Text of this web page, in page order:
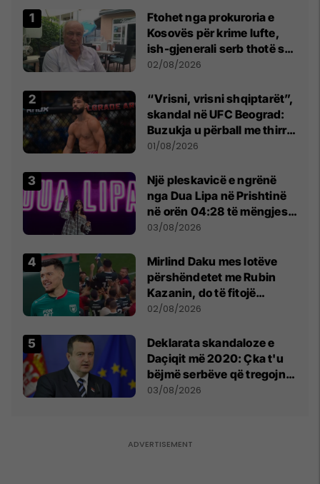
Ftohet nga prokuroria e
Kosovës për krime lufte,
ish-gjenerali serb thotë se
dikush e tradhtoi në
02/08/2026
“Vrisni, vrisni shqiptarët”,
skandal në UFC Beograd:
Buzukja u përball me thirrje
anti-shqiptare nga
01/08/2026
Një pleskavicë e ngrënë
nga Dua Lipa në Prishtinë
në orën 04:28 të mëngjesit
- dhe bota digjitale serbe
03/08/2026
Mirlind Daku mes lotëve
përshëndetet me Rubin
Kazanin, do të fitojë
miliona te Spartak Moska
02/08/2026
​Deklarata skandaloze e
Daçiqit më 2020: Çka t'u
bëjmë serbëve që tregojnë
ku janë varrosur shqiptarët
03/08/2026